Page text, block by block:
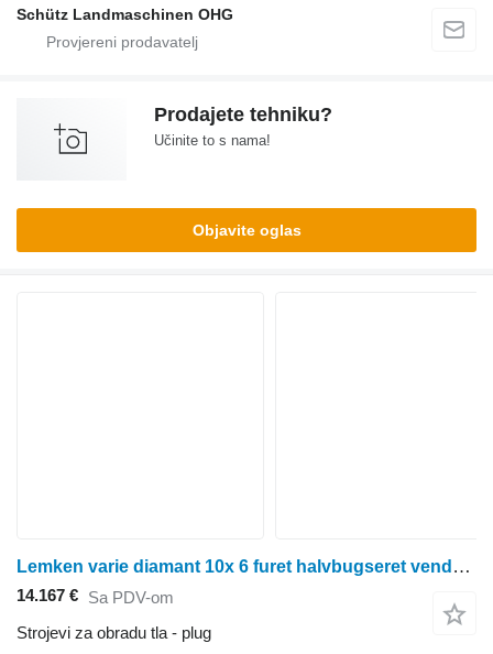
Schütz Landmaschinen OHG
Prodajete tehniku?
Učinite to s nama!
Objavite oglas
Lemken varie diamant 10x 6 furet halvbugseret vendeplov
14.167 € Sa PDV-om
Strojevi za obradu tla - plug